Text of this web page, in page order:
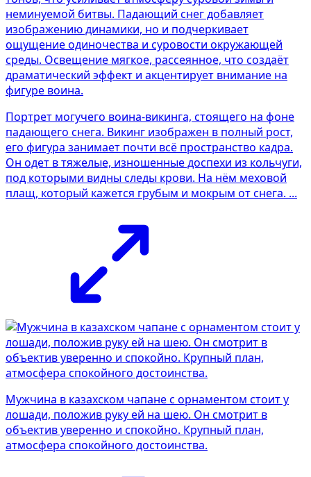
Портрет могучего воина-викинга, стоящего на фоне
падающего снега. Викинг изображен в полный рост,
его фигура занимает почти всё пространство кадра.
Он одет в тяжелые, изношенные доспехи из кольчуги,
под которыми видны следы крови. На нём меховой
плащ, который кажется грубым и мокрым от снега. ...
Мужчина в казахском чапане с орнаментом стоит у
лошади, положив руку ей на шею. Он смотрит в
объектив уверенно и спокойно. Крупный план,
атмосфера спокойного достоинства.